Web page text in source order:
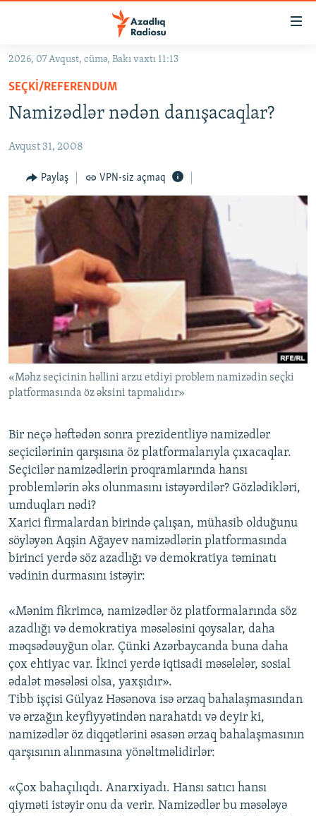
Əsas
qayıt
Əsas
qayıt
GÜNDƏM
#ƏSLINDƏ
FƏRQƏ BAX
QANUNI DOĞRU
ARAŞDIRMA
MULTIMEDIA
VIDEO
FOTOQALEREYA
İNFOQRAFIKA
KARIKATURA
RADIO ARXIV
OXU ZALI
AZƏRBAYCAN ƏDƏBIYYATI KITABXANASI
İSLAM VƏ DEMOKRATIYA
İZ - MƏDƏNIYYƏT PROQRAMI
HAQQIMIZDA
MISSIYAMIZ
PEŞƏ ETIKASI VƏ JURNALISTIKA STANDARTLARIMIZ
MATERIALLARIMIZDAN ISTIFADƏ
BIZIMLƏ ƏLAQƏ
XƏBƏR BÜLLETENLƏRIMIZ
BIZI IZLƏ
2026, 07 Avqust, cümə, Bakı vaxtı 11:13
SEÇKI/REFERENDUM
Namizədlər nədən danışacaqlar?
Avqust 31, 2008
Paylaş VPN-siz açmaq
«Məhz seçicinin həllini arzu etdiyi problem namizədin seçki
platformasında öz əksini tapmalıdır»
Bir neçə həftədən sonra prezidentliyə namizədlər
seçicilərinin qarşısına öz platformalarıyla çıxacaqlar.
Seçicilər namizədlərin proqramlarında hansı
problemlərin əks olunmasını istəyərdilər? Gözlədikləri,
umduqları nədi?
Xarici firmalardan birində çalışan, mühasib olduğunu
söyləyən Aqşin Ağayev namizədlərin platformasında
birinci yerdə söz azadlığı və demokratiya təminatı
vədinin durmasını istəyir:
«Mənim fikrimcə, namizədlər öz platformalarında söz
azadlığı və demokratiya məsələsini qoysalar, daha
məqsədəuyğun olar. Çünki Azərbaycanda buna daha
çox ehtiyac var. İkinci yerdə iqtisadi məsələlər, sosial
ədalət məsələsi olsa, yaxşıdır».
Tibb işçisi Gülyaz Həsənova isə ərzaq bahalaşmasından
və ərzağın keyfiyyətindən narahatdı və deyir ki,
namizədlər öz diqqətlərini əsasən ərzaq bahalaşmasının
qarşısının alınmasına yönəltməlidirlər:
«Çox bahaçılıqdı. Anarxiyadı. Hansı satıcı hansı
qiyməti istəyir onu da verir. Namizədlər bu məsələyə